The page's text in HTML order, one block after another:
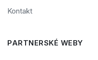
Kontakt
PARTNERSKÉ WEBY